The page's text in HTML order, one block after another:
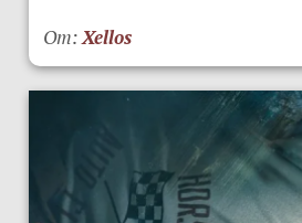
От:Xellos